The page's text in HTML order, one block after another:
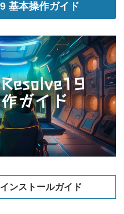
基本操作ガイド
ンストールガイド